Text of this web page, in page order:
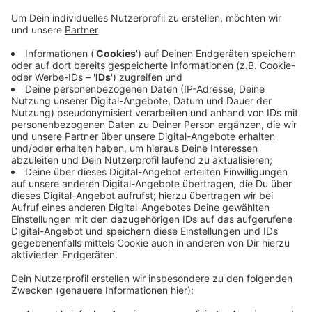
betroffenen Flächen in Oelkinghausen zu bewegen, zu
Bodenproben, der jetzt vollständig auf der
Internetseite des Kreises veröffentlicht worden ist.
Spannend bleibt die Frage, ob und wie stark die Luft in
Oelkinghausen verunreinigt ist. Dazu sind letzte Woche
Grünkohl-Blätter geerntet worden. Die Kübel mit den
Pflanzen hatte das Landesumweltamt im Sommer
extra aufgestellt. Ergebnisse werden wohl erst
Anfang des neuen Jahres vorliegen. Sie werden dann
öffentlich vorgestellt. Seit Monaten beschäftigt
Anwohner die Belastung durch Schadstoffe.
Anzeige